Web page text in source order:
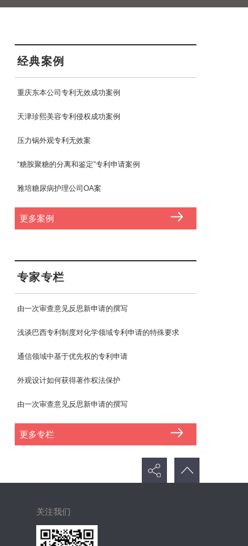
经典案例
重庆东本公司专利无效成功案例
天津珍熙美容专利侵权成功案例
压力锅外观专利无效案
“糖胺聚糖的分离和鉴定”专利申请案例
雅培糖尿病护理公司OA案
更多案例
专家专栏
由一次审查意见反思新申请的撰写
浅谈巴西专利制度对化学领域专利申请的特殊要求
通信领域中基于优先权的专利申请
外观设计如何获得著作权法保护
由一次审查意见反思新申请的撰写
更多专栏
关注我们